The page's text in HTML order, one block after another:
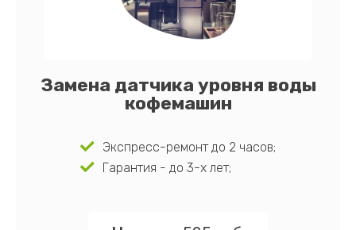
Замена датчика уровня воды
кофемашин
Экспресс-ремонт до 2 часов;
Гарантия - до 3-х лет;